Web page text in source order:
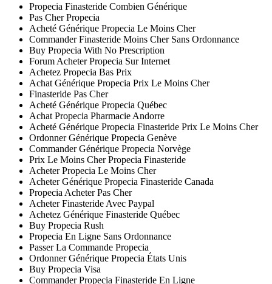
Propecia Finasteride Combien Générique
Pas Cher Propecia
Acheté Générique Propecia Le Moins Cher
Commander Finasteride Moins Cher Sans Ordonnance
Buy Propecia With No Prescription
Forum Acheter Propecia Sur Internet
Achetez Propecia Bas Prix
Achat Générique Propecia Prix Le Moins Cher
Finasteride Pas Cher
Acheté Générique Propecia Québec
Achat Propecia Pharmacie Andorre
Acheté Générique Propecia Finasteride Prix Le Moins Cher
Ordonner Générique Propecia Genève
Commander Générique Propecia Norvège
Prix Le Moins Cher Propecia Finasteride
Acheter Propecia Le Moins Cher
Acheter Générique Propecia Finasteride Canada
Propecia Acheter Pas Cher
Acheter Finasteride Avec Paypal
Achetez Générique Finasteride Québec
Buy Propecia Rush
Propecia En Ligne Sans Ordonnance
Passer La Commande Propecia
Ordonner Générique Propecia États Unis
Buy Propecia Visa
Commander Propecia Finasteride En Ligne